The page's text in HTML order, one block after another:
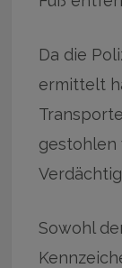
Da die
ermittelt
gestohlen
Sowohl